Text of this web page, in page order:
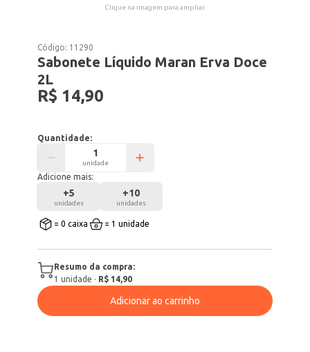
Clique na imagem para ampliar.
Código: 11290
Sabonete Líquido Maran Erva Doce
2L
R$ 14,90
Quantidade:
unidade
Adicione mais:
+5
unidades
+10
unidades
= 0 caixa = 1 unidade
Resumo da compra:
1 unidade · R$ 14,90
Adicionar ao carrinho